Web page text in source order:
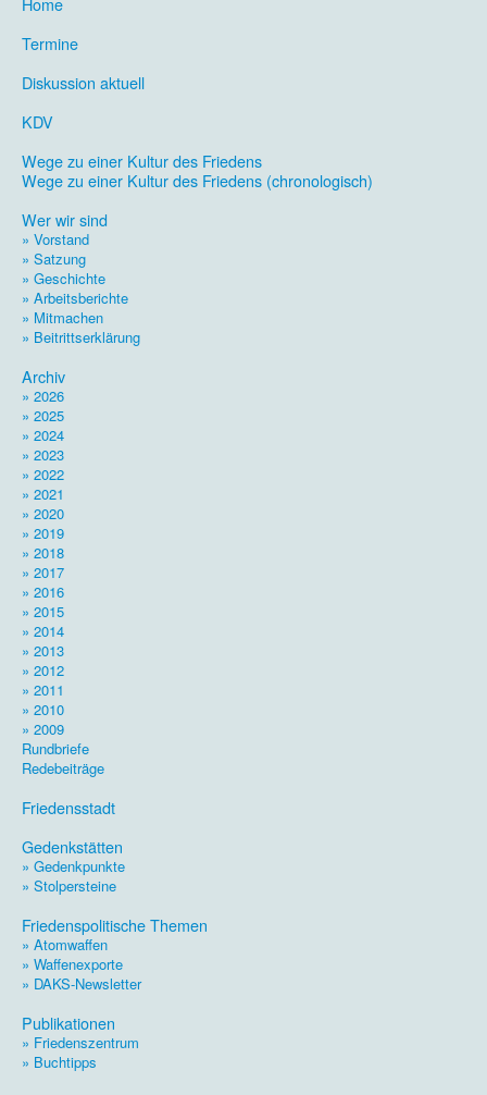
Termine
Diskussion aktuell
KDV
Wege zu einer Kultur des Friedens
Wege zu einer Kultur des Friedens (chronologisch)
Wer wir sind
» Vorstand
» Satzung
» Geschichte
» Arbeitsberichte
» Mitmachen
» Beitrittserklärung
Archiv
» 2026
» 2025
» 2024
» 2023
» 2022
» 2021
» 2020
» 2019
» 2018
» 2017
» 2016
» 2015
» 2014
» 2013
» 2012
» 2011
» 2010
» 2009
Rundbriefe
Redebeiträge
Friedensstadt
Gedenkstätten
» Gedenkpunkte
» Stolpersteine
Friedenspolitische Themen
» Atomwaffen
» Waffenexporte
» DAKS-Newsletter
Publikationen
» Friedenszentrum
» Buchtipps